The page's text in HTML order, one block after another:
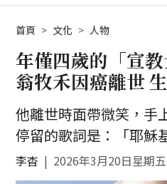
首頁 文化 人物
年僅四歲的「宣
翁牧禾因癌離世
他離世時面帶微笑，手
停留的歌詞是：「耶穌
李杳 2026年3月20日星期